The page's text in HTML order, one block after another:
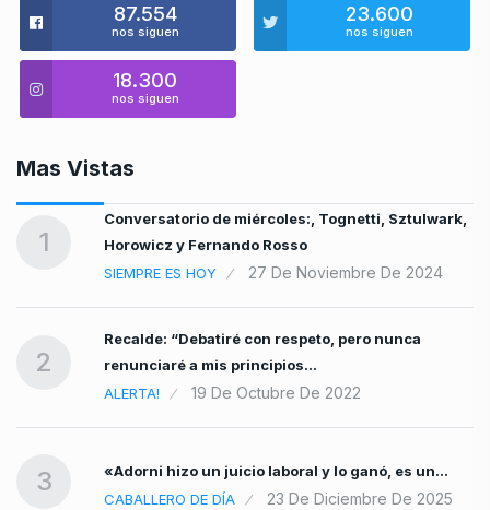
87.554
nos siguen
23.600
nos siguen
18.300
nos siguen
Mas Vistas
1
Conversatorio de miércoles:, Tognetti, Sztulwark,
Horowicz y Fernando Rosso
SIEMPRE ES HOY
27 De Noviembre De 2024
2
Recalde: “Debatiré con respeto, pero nunca
renunciaré a mis principios…
ALERTA!
19 De Octubre De 2022
3
«Adorni hizo un juicio laboral y lo ganó, es un…
CABALLERO DE DÍA
23 De Diciembre De 2025